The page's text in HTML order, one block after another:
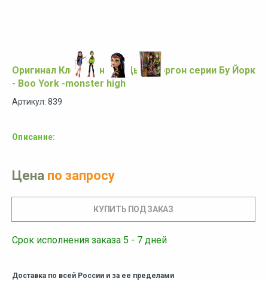
Оригинал Клео де нил и Дьюс горгон серии Бу Йорк
- Boo York -monster high
Артикул: 839
Описание:
Цена по запросу
Срок исполнения заказа 5 - 7 дней
Доставка по всей России и за ее пределами